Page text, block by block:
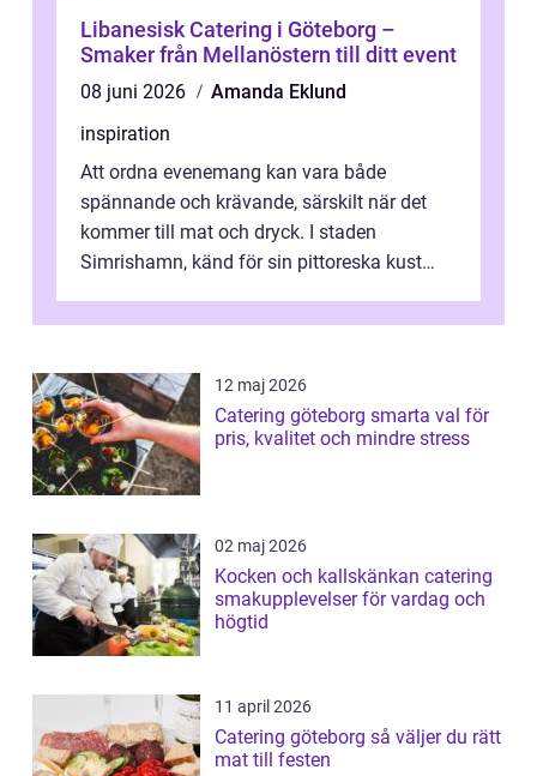
Libanesisk Catering i Göteborg –
Smaker från Mellanöstern till ditt event
08 juni 2026
Amanda Eklund
inspiration
Att ordna evenemang kan vara både
spännande och krävande, särskilt när det
kommer till mat och dryck. I staden
Simrishamn, känd för sin pittoreska kust
12 maj 2026
Catering göteborg smarta val för
pris, kvalitet och mindre stress
02 maj 2026
Kocken och kallskänkan catering
smakupplevelser för vardag och
högtid
11 april 2026
Catering göteborg så väljer du rätt
mat till festen